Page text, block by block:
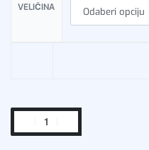
VELIČINA